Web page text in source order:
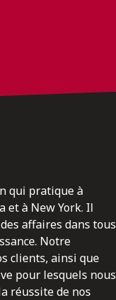
qui pratique à
et à New York. Il
affaires dans tous
Notre
clients, ainsi que
pour lesquels nous
réussite de nos